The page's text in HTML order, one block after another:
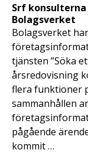
Srf
Bolagsverket
Bolagsverket
tjänsten ”Söka
årsredovisning
flera funktioner
sammanhållen
pågående
kommit …